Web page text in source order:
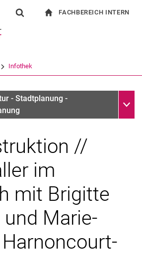
Springe direkt zu: Inhalt
Springe direkt zu: Suche
Springe direkt zu:
Suchen (öffnet externen Link in einem
FACHBEREICH INTERN
Infothek
- Stadtplanung -
//
im
mit Brigitte
Marie-